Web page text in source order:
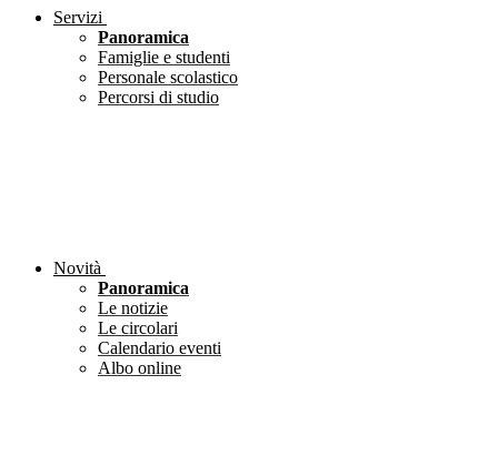
Servizi
Panoramica
Famiglie e studenti
Personale scolastico
Percorsi di studio
Novità
Panoramica
Le notizie
Le circolari
Calendario eventi
Albo online